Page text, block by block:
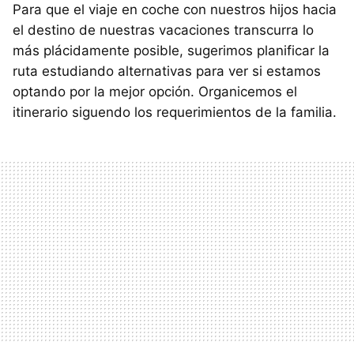
Para que el viaje en coche con nuestros hijos hacia
el destino de nuestras vacaciones transcurra lo
más plácidamente posible, sugerimos planificar la
ruta estudiando alternativas para ver si estamos
optando por la mejor opción. Organicemos el
itinerario siguendo los requerimientos de la familia.